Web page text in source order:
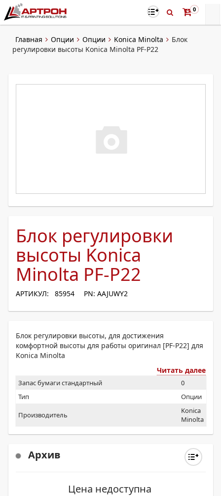
0
Главная Опции Опции Konica Minolta
Блок
регулировки высоты Konica Minolta PF-P22
Блок регулировки
высоты Konica
Minolta PF-P22
АРТИКУЛ: 85954 PN: AAJUWY2
Блок регулировки высоты, для достижения
комфортной высоты для работы оригинал [PF-P22] для
Konica Minolta
Читать далее
Запас бумаги стандартный
0
Тип
Опции
Производитель
Konica
Minolta
Архив
Цена недоступна